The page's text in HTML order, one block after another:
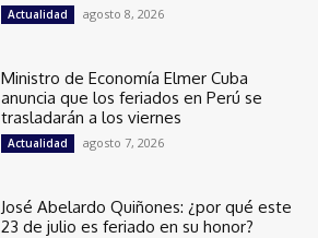
Actualidad agosto 8, 2026
Ministro de Economía Elmer Cuba
anuncia que los feriados en Perú se
trasladarán a los viernes
Actualidad agosto 7, 2026
José Abelardo Quiñones: ¿por qué este
23 de julio es feriado en su honor?